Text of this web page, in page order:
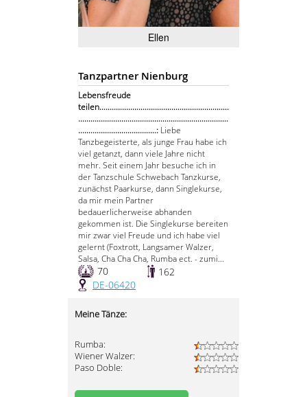
Ellen
Tanzpartner Nienburg
Lebensfreude
teilen...............................................................
.........................................................................
......................................: Liebe
Tanzbegeisterte, als junge Frau habe ich
viel getanzt, dann viele Jahre nicht
mehr. Seit einem Jahr besuche ich in
der Tanzschule Schwebach Tanzkurse,
zunächst Paarkurse, dann Singlekurse,
da mir mein Partner
bedauerlicherweise abhanden
gekommen ist. Die Singlekurse bereiten
mir zwar viel Freude und ich habe viel
gelernt (Foxtrott, Langsamer Walzer,
Salsa, Cha Cha Cha, Rumba ect. - zumi...
70
162
DE-06420
Meine Tänze:
Rumba:
Wiener Walzer:
Paso Doble: